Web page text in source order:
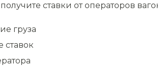
ставки от операторов
груза
ставок